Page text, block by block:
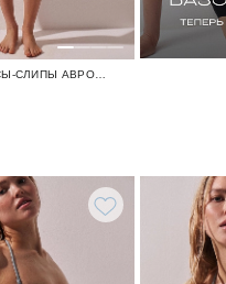
КУПАЛЬНЫЕ ТРУСЫ-СЛИПЫ АВРОРА / SWIM BASE